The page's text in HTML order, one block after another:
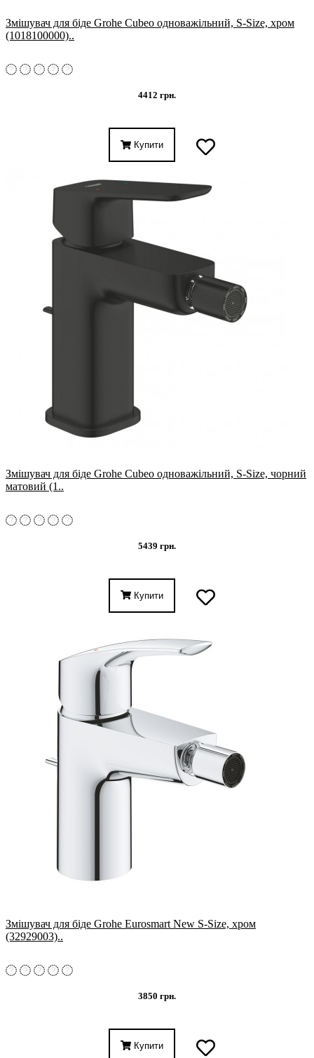
Змішувач для біде Grohe Cubeo одноважільний, S-Size, хром
(1018100000)..
4412 грн.
Купити
Змішувач для біде Grohe Cubeo одноважільний, S-Size, чорний
матовий (1..
5439 грн.
Купити
Змішувач для біде Grohe Eurosmart New S-Size, хром
(32929003)..
3850 грн.
Купити